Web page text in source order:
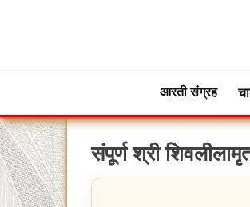
ब्रह्मभक्तीआरती संग्रह
संपूर्ण श्री